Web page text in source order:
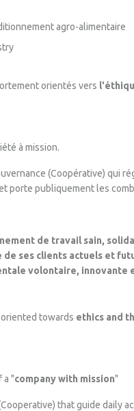
agro-alimentaire
orientés vers
à mission.
(Coopérative) qui
porte publiquement les
de travail sain,
ses clients actuels et
volontaire, innovante
towards ethics and
a "company with mission"
that guide daily